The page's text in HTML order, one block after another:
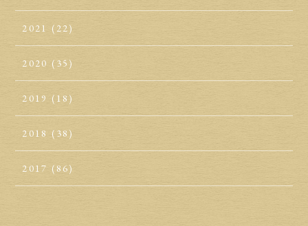
2021 (22)
2020 (35)
2019 (18)
2018 (38)
2017 (86)